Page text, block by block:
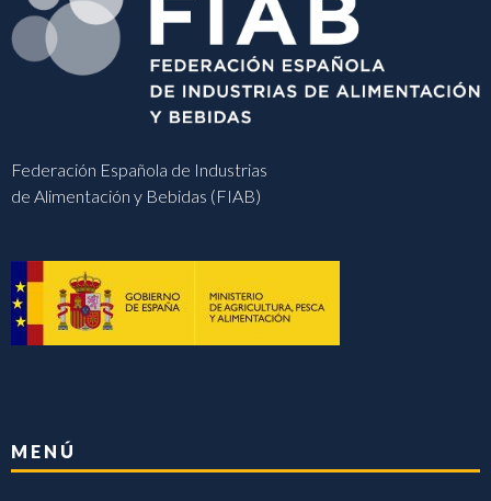
Federación Española de Industrias
de Alimentación y Bebidas (FIAB)
MENÚ